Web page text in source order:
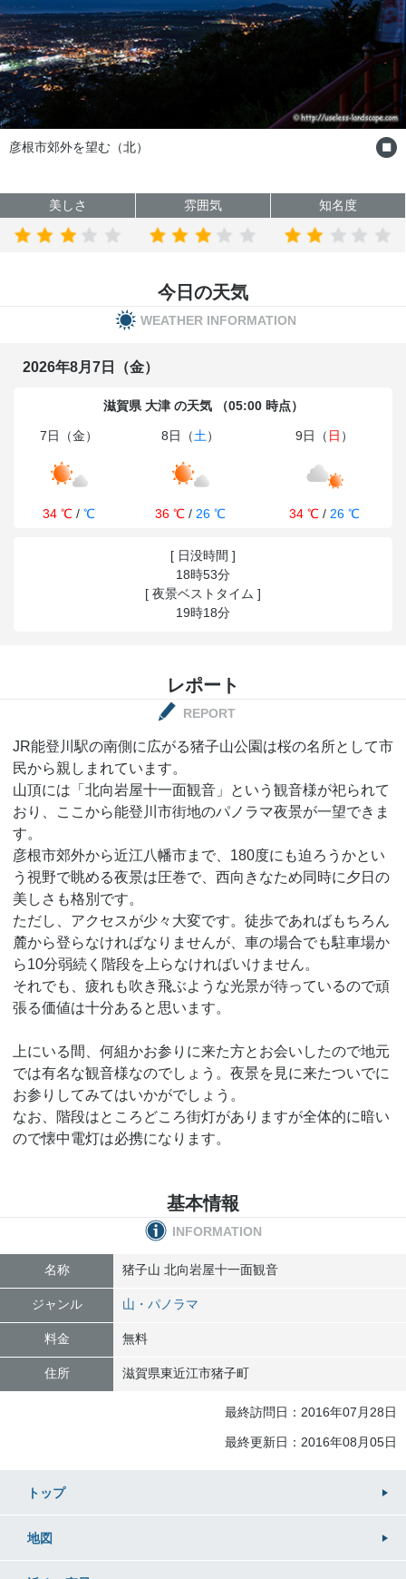
を望む（北） 能登川
美しさ 雰囲気 知名度
今日の天気
WEATHER INFORMATION
2026年8月7日（金）
滋賀県 大津 の天気 （05:00 時点）
7日（金） 8日（土） 9日（ 日 ）
34 ℃/ ℃ 36 ℃/ 26 ℃ 34 ℃ / 26 ℃
[ 日没時間 ]
18時53分
[ 夜景ベストタイム ]
19時18分
レポート
REPORT
JR能登川駅の南側に広がる猪子山公園は桜の名所として市
民から親しまれています。
山頂には「北向岩屋十一面観音」という観音様が祀られて
おり、ここから能登川市街地のパノラマ夜景が一望できま
す。
彦根市郊外から近江八幡市まで、180度にも迫ろうかとい
う視野で眺める夜景は圧巻で、西向きなため同時に夕日の
美しさも格別です。
ただし、アクセスが少々大変です。徒歩であればもちろん
麓から登らなければなりませんが、車の場合でも駐車場か
ら10分弱続く階段を上らなければいけません。
それでも、疲れも吹き飛ぶような光景が待っているので頑
張る価値は十分あると思います。
上にいる間、何組かお参りに来た方とお会いしたので地元
では有名な観音様なのでしょう。夜景を見に来たついでに
お参りしてみてはいかがでしょう。
なお、階段はところどころ街灯がありますが全体的に暗い
ので懐中電灯は必携になります。
基本情報
INFORMATION
名称 猪子山 北向岩屋十一面観音
ジャンル 山・パノラマ
料金 無料
住所 滋賀県東近江市猪子町
最終訪問日：2016年07月28日
最終更新日：2016年08月05日
トップ
地図